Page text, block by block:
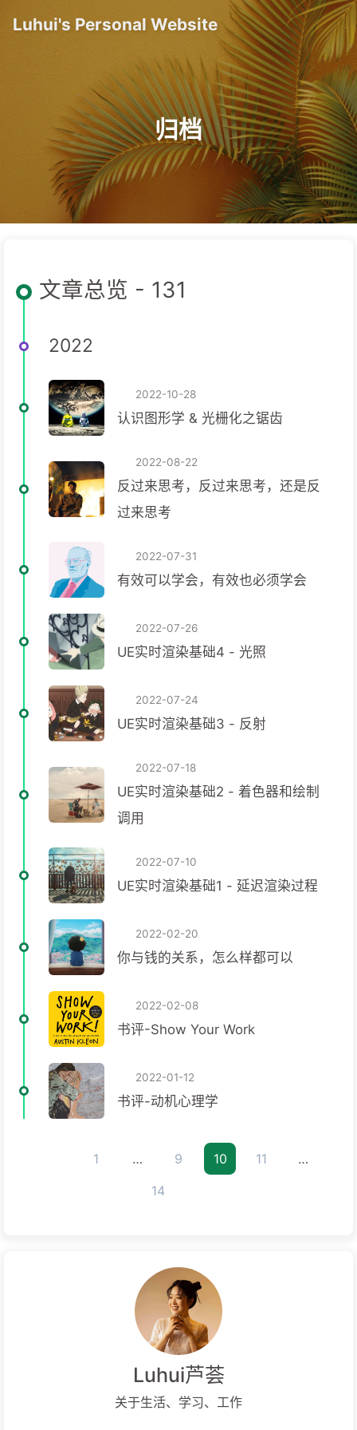
Luhui's Personal Website
归档
文章总览 - 131
2022
2022-10-28
认识图形学 & 光栅化之锯齿
2022-08-22
反过来思考，反过来思考，还是反
过来思考
2022-07-31
有效可以学会，有效也必须学会
2022-07-26
UE实时渲染基础4 - 光照
2022-07-24
UE实时渲染基础3 - 反射
2022-07-18
UE实时渲染基础2 - 着色器和绘制
调用
2022-07-10
UE实时渲染基础1 - 延迟渲染过程
2022-02-20
你与钱的关系，怎么样都可以
2022-02-08
书评-Show Your Work
2022-01-12
书评-动机心理学
1 … 9 10 11
…
14
Luhui芦荟
关于生活、学习、工作